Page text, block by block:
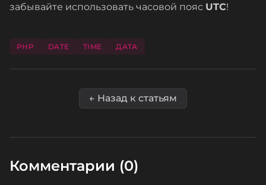
забывайте использовать часовой пояс UTC!
PHP DATE TIME ДАТА
← Назад к статьям
Комментарии (0)